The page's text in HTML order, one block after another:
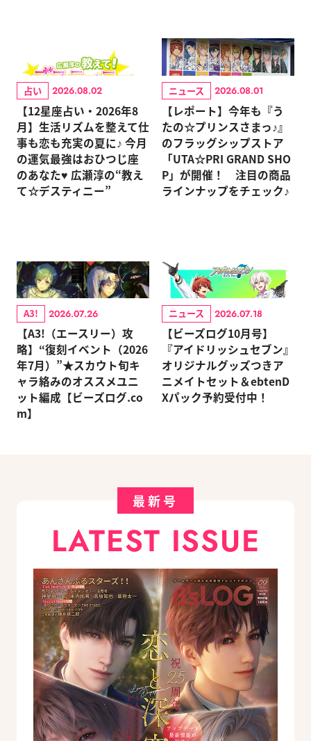
占い 2026.08.02
【12星座占い・2026年8
月】生活リズムを整えて仕
事も恋も充実の夏に♪ 今月
の運気最強はおひつじ座
のあなた♥ 広瀬淳の“教え
て☆デスティニー”
ニュース 2026.08.01
【レポート】今年も『う
たの☆プリンスさまっ♪』
のフラッグシップストア
「UTA☆PRI GRAND SHO
P」が開催！ 注目の商品
ラインナップをチェック♪
A3! 2026.07.26
【A3!（エースリー）攻
略】“復刻イベント（2026
年7月）”★スカウト旬キ
ャラ絡みのオススメユニ
ット編成【ビーズログ.co
m】
ニュース 2026.07.18
【ビーズログ10月号】
『アイドリッシュセブン』
オリジナルグッズつきア
ニメイトセット＆ebtenD
Xパック予約受付中！
最新号
LATEST ISSUE